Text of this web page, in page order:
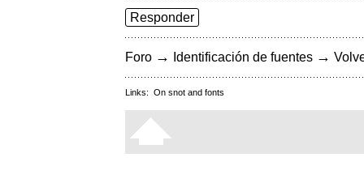
Responder
Foro → Identificación de fuentes →
Links: On snot and fonts